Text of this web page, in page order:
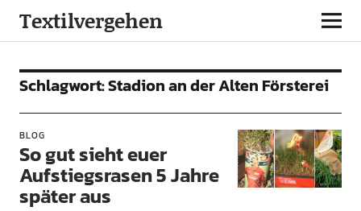
Textilvergehen
Schlagwort:Stadion an der Alten Försterei
BLOG
So gut sieht euer
Aufstiegsrasen 5 Jahre
später aus